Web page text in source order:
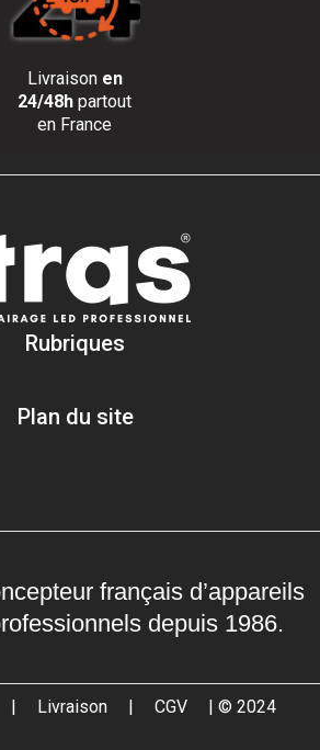
Livraison en
24/48h partout
en France
Rubriques
Plan du site
français d’appareils
depuis 1986.
Livraison CGV
| © 2024